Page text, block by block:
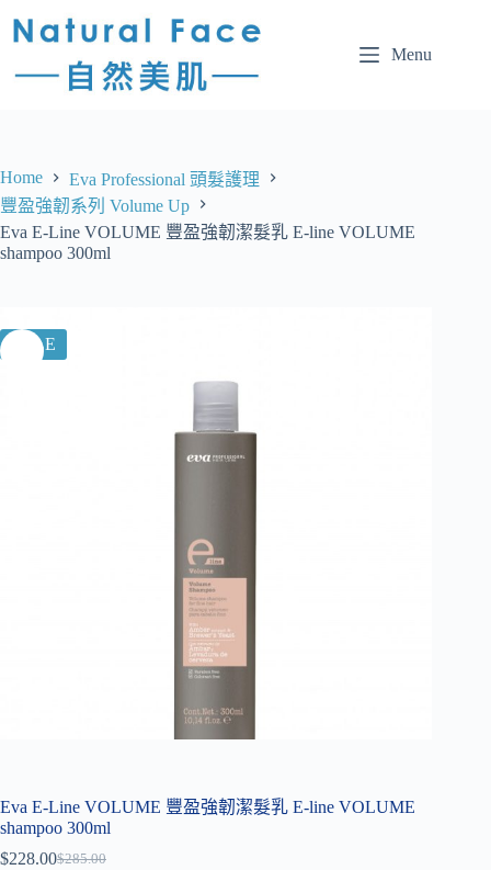
Menu
Home
Eva Professional 頭髮護理
豐盈強韌系列 Volume Up
Eva E-Line VOLUME 豐盈強韌潔髮乳 E-line VOLUME
shampoo 300ml
SALE
Eva E-Line VOLUME 豐盈強韌潔髮乳 E-line VOLUME
shampoo 300ml
$285.00
$228.00